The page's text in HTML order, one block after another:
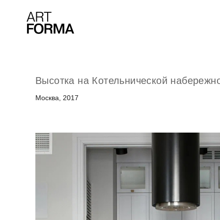
Высотка на Котельнической
Москва, 2017